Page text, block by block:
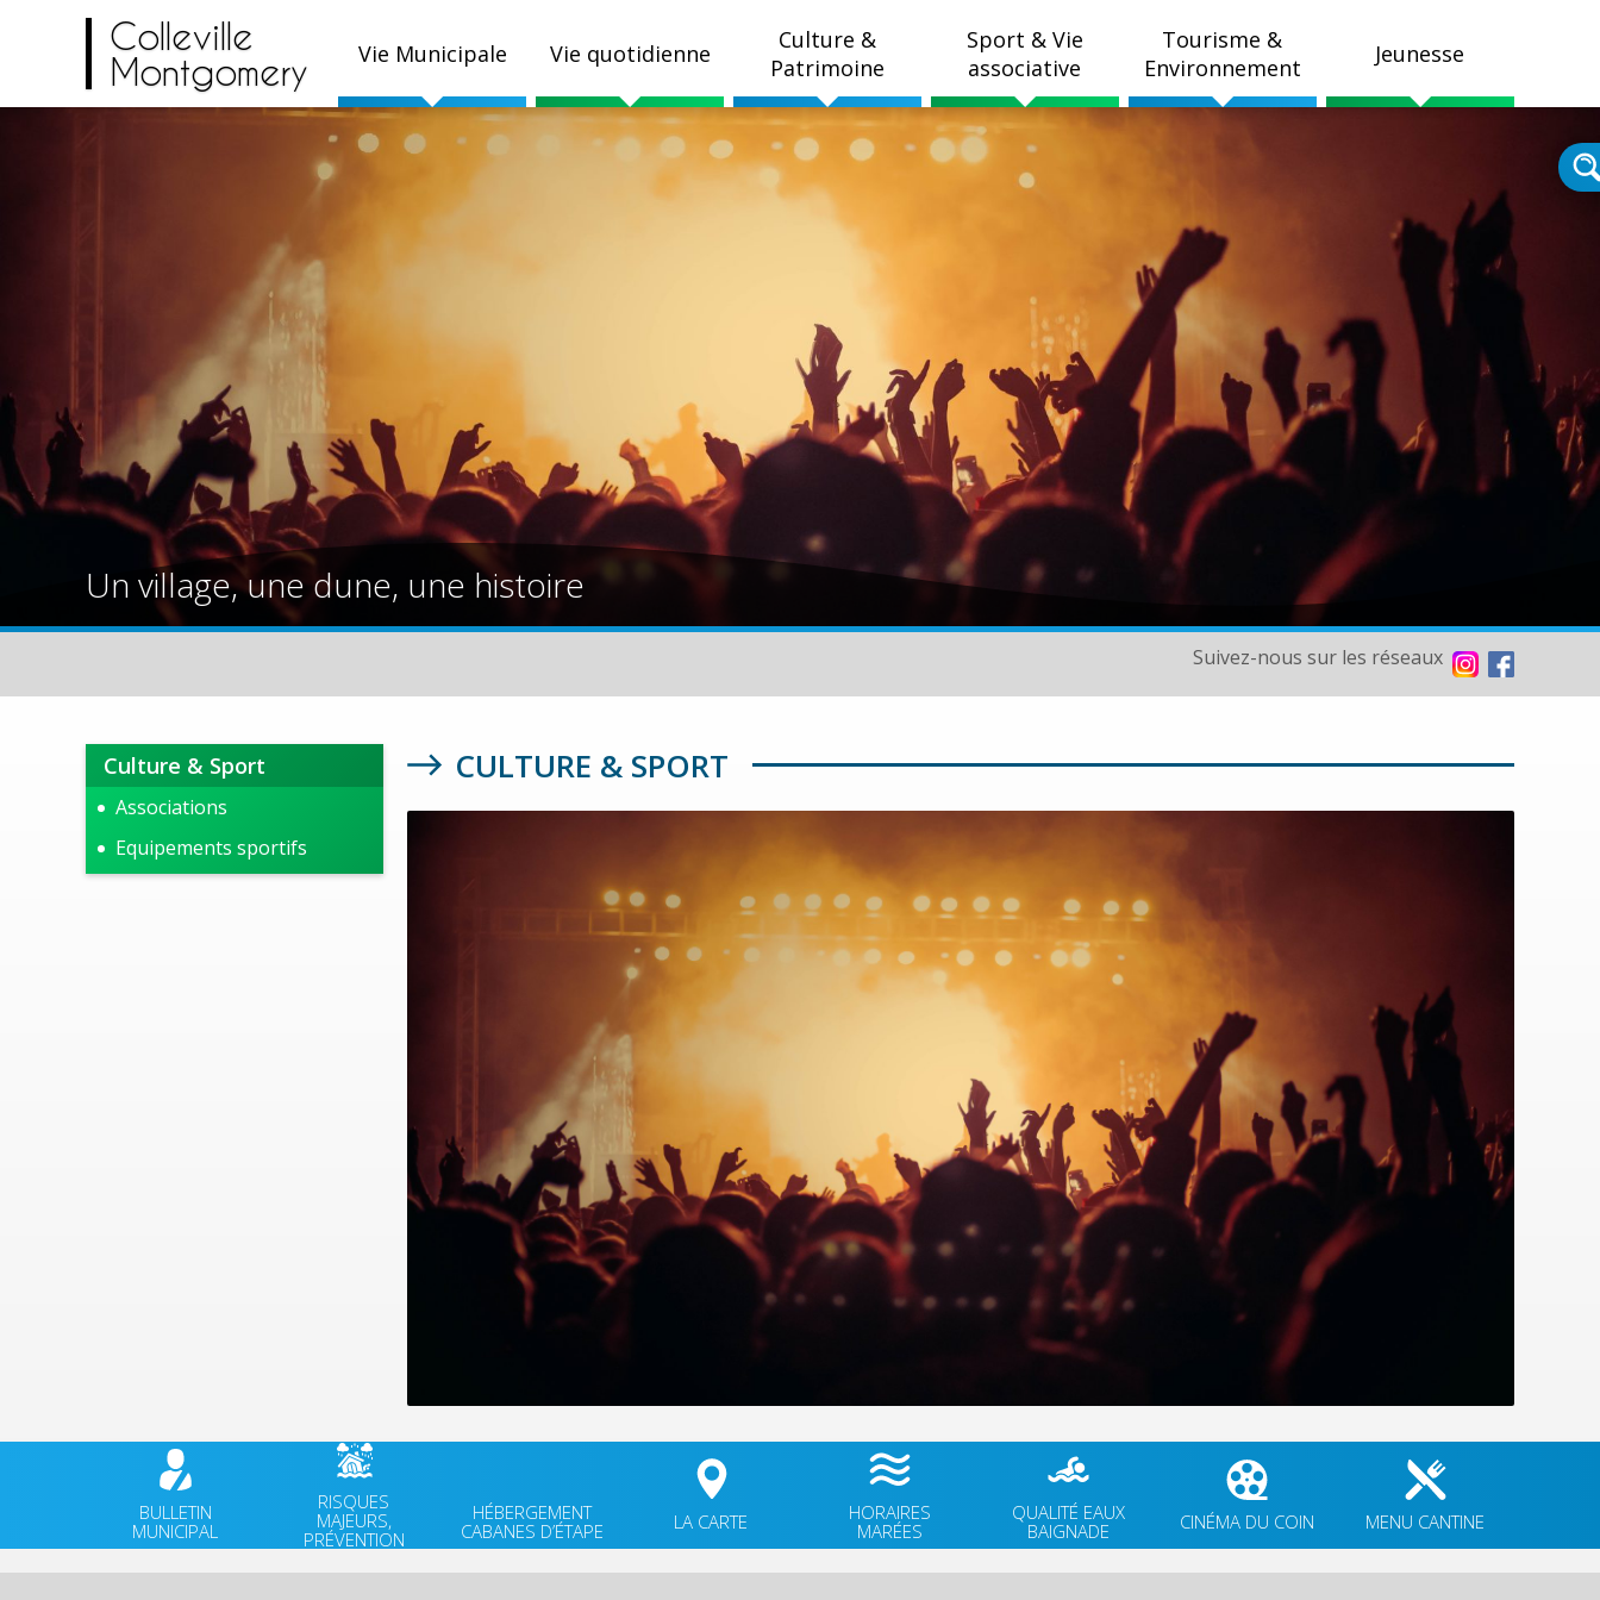
Colleville
Montgomery
Vie Municipale Vie quotidienne
Culture &
Patrimoine
Sport & Vie
associative
Tourisme &
Environnement
Jeunesse
Un village, une dune, une histoire
Suivez-nous sur les réseaux
Culture & Sport
Associations
Equipements sportifs
CULTURE & SPORT
BULLETIN
MUNICIPAL
RISQUES
MAJEURS,
PRÉVENTION
HÉBERGEMENT
CABANES D’ÉTAPE
LA CARTE
HORAIRES
MARÉES
QUALITÉ EAUX
BAIGNADE
CINÉMA DU COIN MENU CANTINE